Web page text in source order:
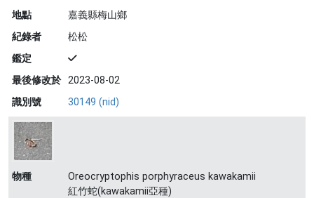
地點
嘉義縣梅山鄉
紀錄者
松松
鑑定
最後修改於 2023-08-02
識別號
30149 (nid)
物種
Oreocryptophis porphyraceus kawakamii
紅竹蛇(kawakamii亞種)